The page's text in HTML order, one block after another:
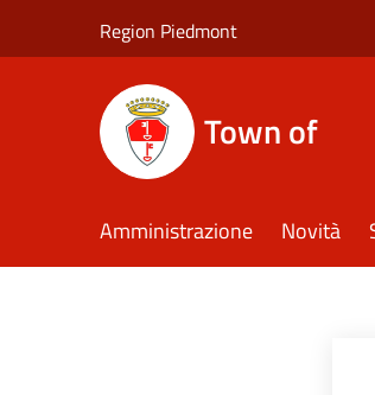
Region Piedmont
Town of
Amministrazione Novità